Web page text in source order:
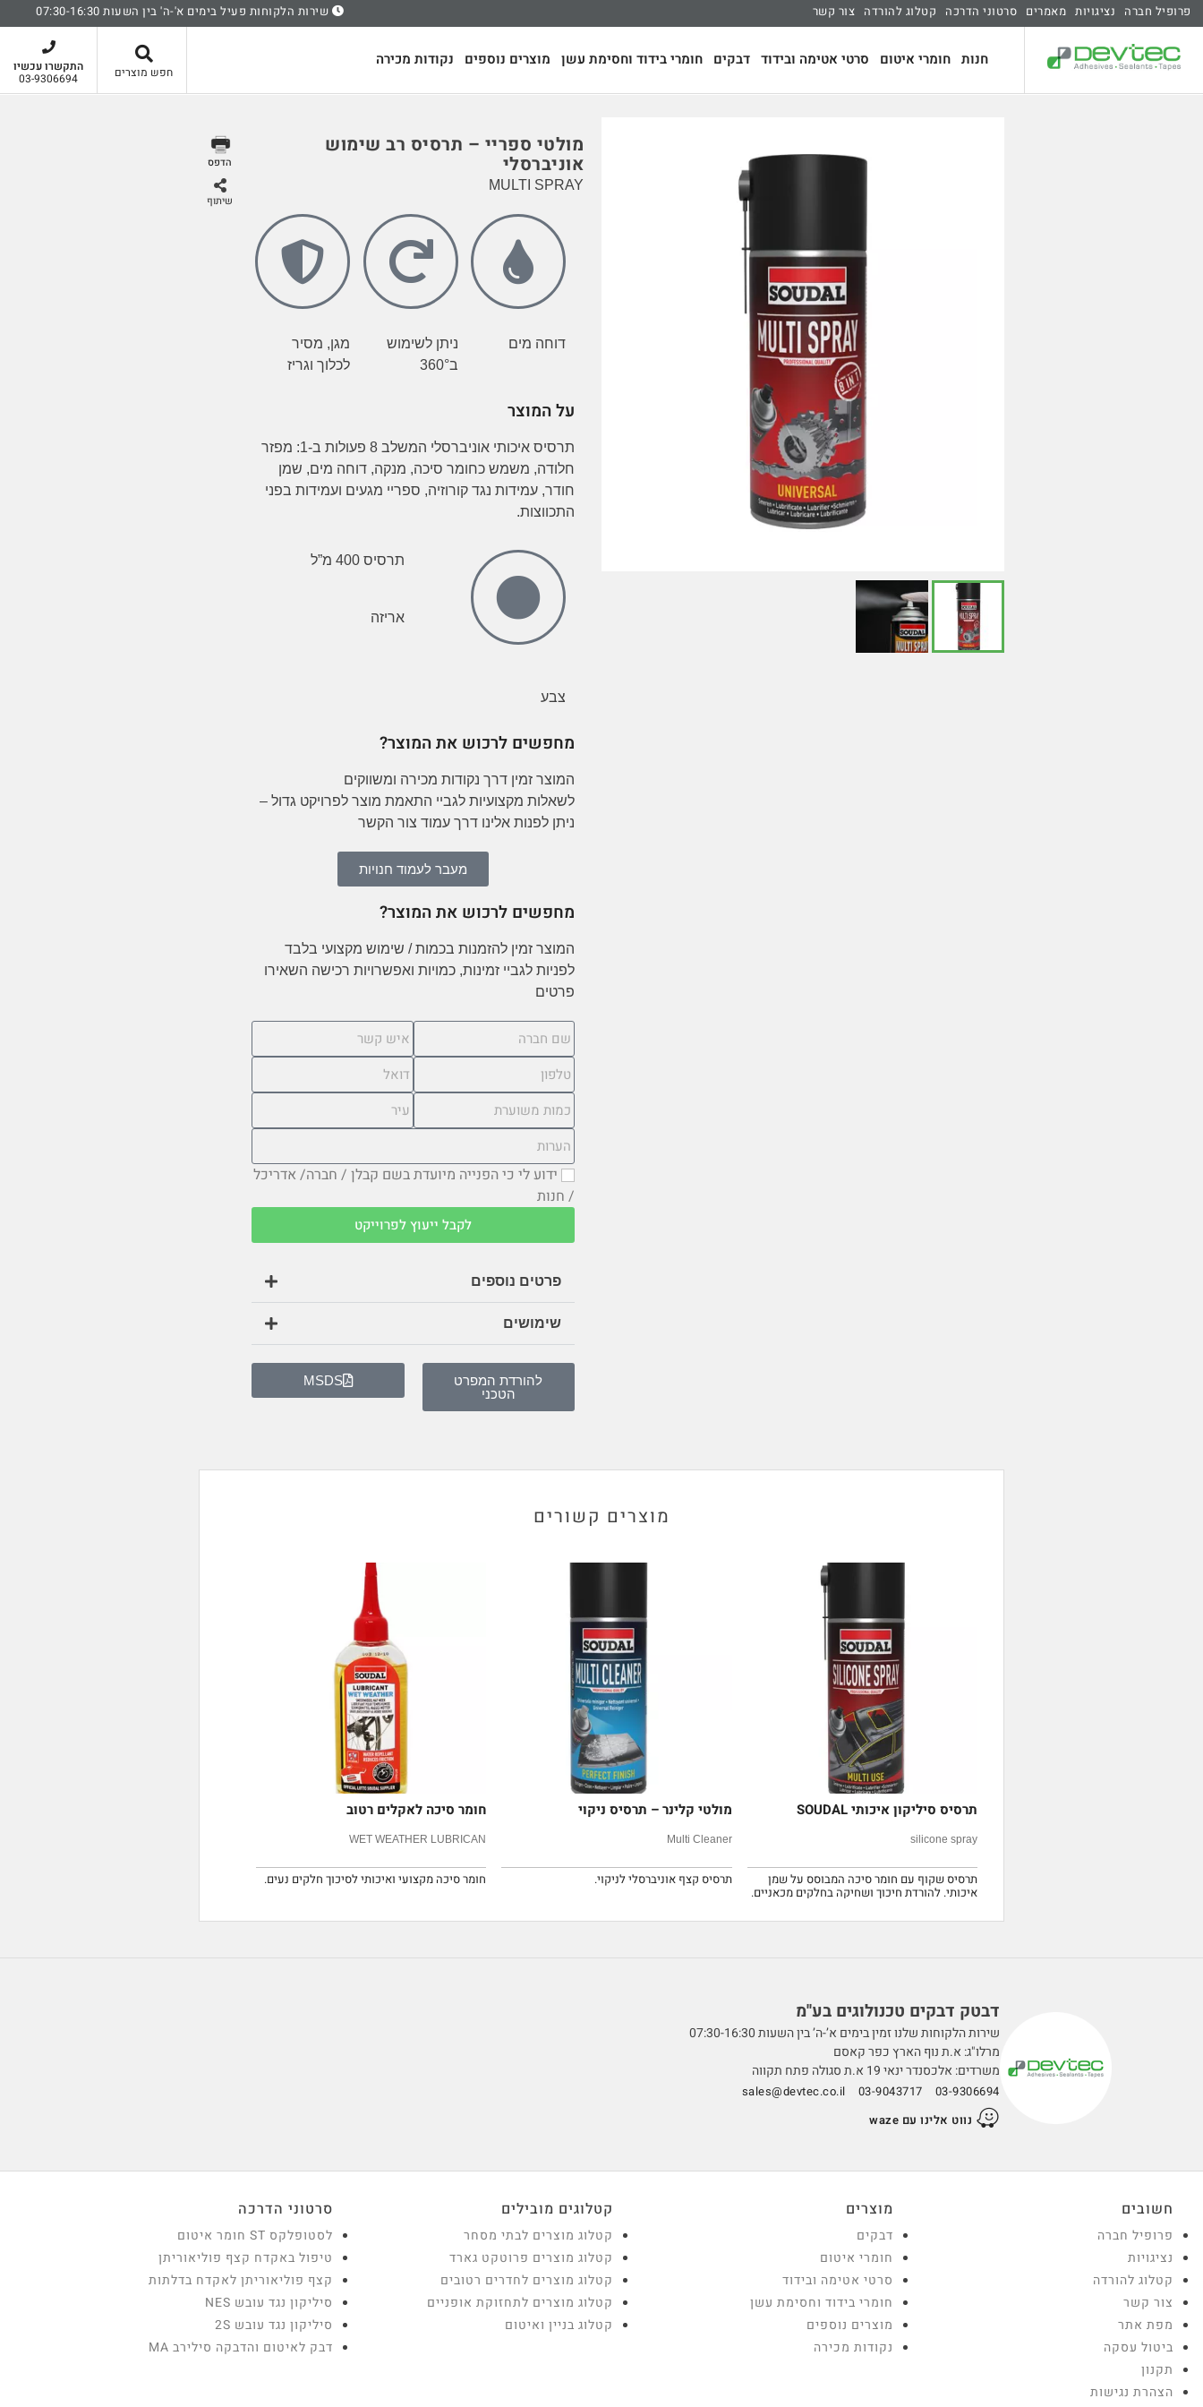
פרופיל חברה נציגויות מאמרים סרטוני הדרכה קטלוג להורדה צור קשר שירות הלקוחות פעיל בימים א'-ה' בין השעות 07:30-16:30
חנות חומרי איטום סרטי אטימה ובידוד דבקים חומרי בידוד וחסימת עשן מוצרים נוספים נקודות מכירה
חפש מוצרים התקשרו עכשיו
03-9306694
שיתוף
מולטי ספריי – תרסיס רב שימוש
אוניברסלי
הדפס
MULTI SPRAY
דוחה מים
ניתן לשימוש
ב360°
מגן, מסיר
לכלוך וגריז
על המוצר
תרסיס איכותי אוניברסלי המשלב 8 פעולות ב-1: מפזר
חלודה, משמש כחומר סיכה, מנקה, דוחה מים, שמן
חודר, עמידות נגד קורוזיה, ספריי מגעים ועמידות בפני
התכווצות.
צבע
תרסיס 400 מ”ל
אריזה
מחפשים לרכוש את המוצר?
המוצר זמין דרך נקודות מכירה ומשווקים
לשאלות מקצועיות לגביי התאמת מוצר לפרויקט גדול –
ניתן לפנות אלינו דרך עמוד צור הקשר
מעבר לעמוד חנויות
מחפשים לרכוש את המוצר?
המוצר זמין להזמנות בכמות / שימוש מקצועי בלבד
לפניות לגביי זמינות, כמויות ואפשרויות רכישה השאירו
פרטים
ידוע לי כי הפנייה מיועדת בשם קבלן / חברה/ אדריכל
/ חנות
לקבל ייעוץ לפרוייקט
פרטים נוספים
שימושים
להורדת המפרט
הטכני
MSDS
מוצרים קשורים
תרסיס סיליקון איכותי SOUDAL
silicone spray
תרסיס שקוף עם חומר סיכה המבוסס על שמן
איכותי. להורדת חיכוך ושחיקה בחלקים מכאניים.
מולטי קלינר – תרסיס ניקוי
Multi Cleaner
תרסיס קצף אוניברסלי לניקוי.
חומר סיכה לאקלים רטוב
WET WEATHER LUBRICAN
חומר סיכה מקצועי ואיכותי לסיכוך חלקים נעים.
דבטק דבקים טכנולוגים בע''מ
שירות הלקוחות שלנו זמין בימים א’-ה’ בין השעות 07:30-16:30
מרלו"ג: א.ת נוף הארץ כפר קאסם
משרדים: אלכסנדר ינאי 19 א.ת סגולה פתח תקווה
03-9306694
03-9043717
sales@devtec.co.il
נווט אלינו עם waze
חשובים
פרופיל חברה
נציגויות
קטלוג להורדה
צור קשר
מפת אתר
ביטול עסקה
תקנון
הצהרת נגישות
מוצרים
דבקים
חומרי איטום
סרטי אטימה ובידוד
חומרי בידוד וחסימת עשן
מוצרים נוספים
נקודות מכירה
קטלוגים מובילים
קטלוג מוצרים לבתי מסחר
קטלוג מוצרים פרוטקט גארד
קטלוג מוצרים לחדרים רטובים
קטלוג מוצרים לתחזוקת אופניים
קטלוג בניין ואיטום
סרטוני הדרכה
לסטופלקס ST חומר איטום
טיפול באקדח קצף פוליאוריתן
קצף פוליאוריתן לאקדח בדלתות
סיליקון נגד עובש NES
סיליקון נגד עובש 2S
דבק לאיטום והדבקה סילירב MA
סל קניות